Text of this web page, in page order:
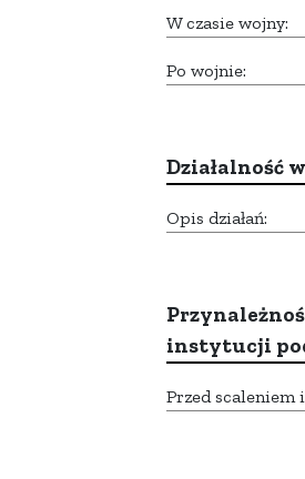
W czasie wojny:
Po wojnie:
Działalność
Opis działań:
instytucji
Przed scaleniem